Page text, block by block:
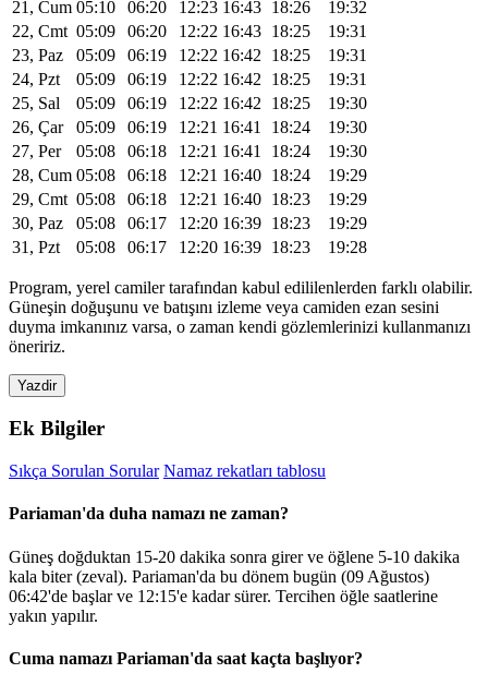
21, Cum 05:10 06:20 12:23 16:43 18:26
19:32
22, Cmt 05:09 06:20 12:22 16:43 18:25
19:31
23, Paz
05:09 06:19 12:22 16:42 18:25
19:31
24, Pzt
05:09 06:19 12:22 16:42 18:25
19:31
25, Sal
05:09 06:19 12:22 16:42 18:25
19:30
26, Çar
05:09 06:19 12:21 16:41 18:24
19:30
27, Per
05:08 06:18 12:21 16:41 18:24
19:30
28, Cum 05:08 06:18 12:21 16:40 18:24
19:29
29, Cmt 05:08 06:18 12:21 16:40 18:23
19:29
30, Paz
05:08 06:17 12:20 16:39 18:23
19:29
31, Pzt
05:08 06:17 12:20 16:39 18:23 19:28
Program, yerel camiler tarafından kabul edililenlerden farklı olabilir.
Güneşin doğuşunu ve batışını izleme veya camiden ezan sesini
duyma imkanınız varsa, o zaman kendi gözlemlerinizi kullanmanızı
öneririz.
Yazdir
Ek Bilgiler
Sıkça Sorulan Sorular Namaz rekatları tablosu
Pariaman'da duha namazı ne zaman?
Güneş doğduktan 15-20 dakika sonra girer ve öğlene 5-10 dakika
kala biter (zeval). Pariaman'da bu dönem bugün (09 Ağustos)
06:42'de başlar ve 12:15'e kadar sürer. Tercihen öğle saatlerine
yakın yapılır.
Cuma namazı Pariaman'da saat kaçta başlıyor?